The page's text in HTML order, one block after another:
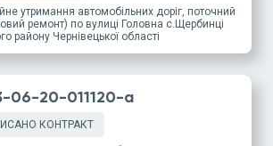
утримання автомобільних доріг, поточний
ремонт) по вулиці Головна с.Щербинці
району Чернівецької області
06-20-011120-a
КОНТРАКТ